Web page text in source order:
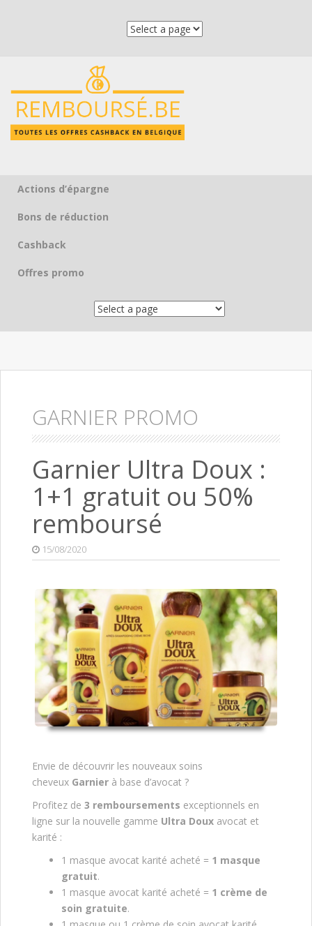
Skip to content
Actions d’épargne
Bons de réduction
Cashback
Offres promo
GARNIER PROMO
Garnier Ultra Doux :
1+1 gratuit ou 50%
remboursé
15/08/2020
Envie de découvrir les nouveaux soins
cheveux Garnier à base d’avocat ?
Profitez de 3 remboursements exceptionnels en
ligne sur la nouvelle gamme Ultra Doux avocat et
karité :
1 masque avocat karité acheté = 1 masque
gratuit.
1 masque avocat karité acheté = 1 crème de
soin gratuite.